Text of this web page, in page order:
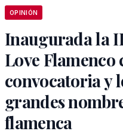
OPINIÓN
Inaugurada la
Love
convocatoria y
grandes
flamenca